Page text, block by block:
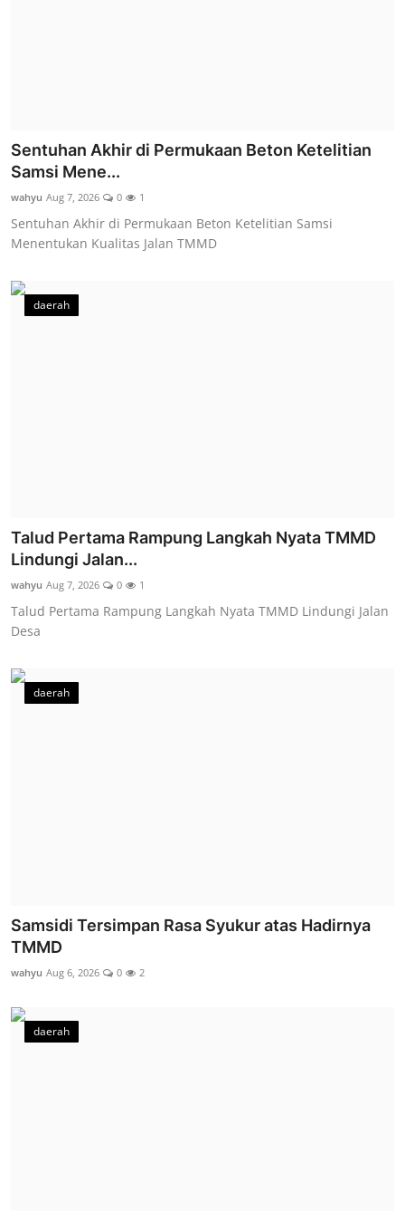
Sentuhan Akhir di Permukaan Beton Ketelitian
Samsi Mene...
wahyu Aug 7, 2026 0 1
Sentuhan Akhir di Permukaan Beton Ketelitian Samsi
Menentukan Kualitas Jalan TMMD
daerah
Talud Pertama Rampung Langkah Nyata TMMD
Lindungi Jalan...
wahyu Aug 7, 2026 0 1
Talud Pertama Rampung Langkah Nyata TMMD Lindungi Jalan
Desa
daerah
Samsidi Tersimpan Rasa Syukur atas Hadirnya
TMMD
wahyu Aug 6, 2026 0 2
daerah